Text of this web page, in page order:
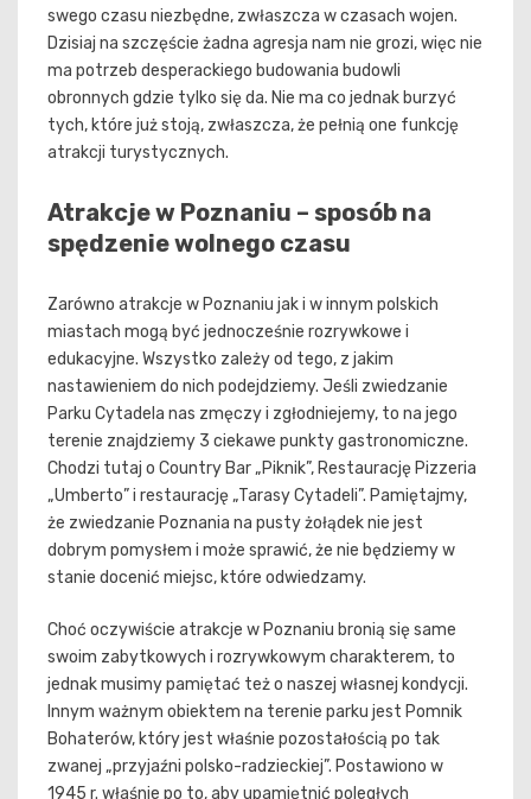
swego czasu niezbędne, zwłaszcza w czasach wojen.
Dzisiaj na szczęście żadna agresja nam nie grozi, więc nie
ma potrzeb desperackiego budowania budowli
obronnych gdzie tylko się da. Nie ma co jednak burzyć
tych, które już stoją, zwłaszcza, że pełnią one funkcję
atrakcji turystycznych.
Atrakcje w Poznaniu – sposób na
spędzenie wolnego czasu
Zarówno atrakcje w Poznaniu jak i w innym polskich
miastach mogą być jednocześnie rozrywkowe i
edukacyjne. Wszystko zależy od tego, z jakim
nastawieniem do nich podejdziemy. Jeśli zwiedzanie
Parku Cytadela nas zmęczy i zgłodniejemy, to na jego
terenie znajdziemy 3 ciekawe punkty gastronomiczne.
Chodzi tutaj o Country Bar „Piknik”, Restaurację Pizzeria
„Umberto” i restaurację „Tarasy Cytadeli”. Pamiętajmy,
że zwiedzanie Poznania na pusty żołądek nie jest
dobrym pomysłem i może sprawić, że nie będziemy w
stanie docenić miejsc, które odwiedzamy.
Choć oczywiście atrakcje w Poznaniu bronią się same
swoim zabytkowych i rozrywkowym charakterem, to
jednak musimy pamiętać też o naszej własnej kondycji.
Innym ważnym obiektem na terenie parku jest Pomnik
Bohaterów, który jest właśnie pozostałością po tak
zwanej „przyjaźni polsko-radzieckiej”. Postawiono w
1945 r. właśnie po to, aby upamiętnić poległych